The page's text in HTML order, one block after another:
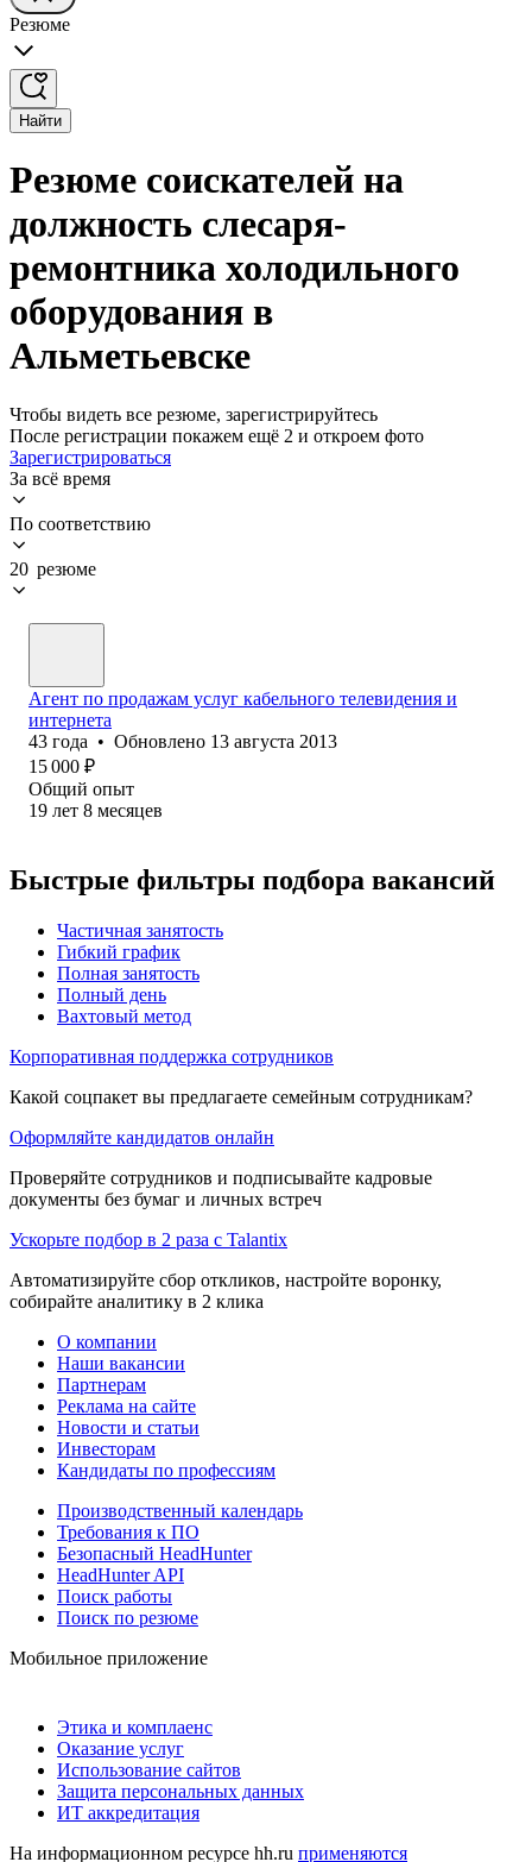
Резюме
Найти
Резюме соискателей на
должность слесаря-
ремонтника холодильного
оборудования в
Альметьевске
Чтобы видеть все резюме, зарегистрируйтесь
После регистрации покажем ещё 2 и откроем фото
Зарегистрироваться
За всё время
По соответствию
20 резюме
Агент по продажам услуг кабельного телевидения и
интернета
43 года • Обновлено 13 августа 2013
15 000 ₽
Общий опыт
19 лет 8 месяцев
Быстрые фильтры подбора вакансий
Частичная занятость
Гибкий график
Полная занятость
Полный день
Вахтовый метод
Корпоративная поддержка сотрудников
Какой соцпакет вы предлагаете семейным сотрудникам?
Оформляйте кандидатов онлайн
Проверяйте сотрудников и подписывайте кадровые
документы без бумаг и личных встреч
Ускорьте подбор в 2 раза с Talantix
Автоматизируйте сбор откликов, настройте воронку,
собирайте аналитику в 2 клика
О компании
Наши вакансии
Партнерам
Реклама на сайте
Новости и статьи
Инвесторам
Кандидаты по профессиям
Производственный календарь
Требования к ПО
Безопасный HeadHunter
HeadHunter API
Поиск работы
Поиск по резюме
Мобильное приложение
Этика и комплаенс
Оказание услуг
Использование сайтов
Защита персональных данных
ИТ аккредитация
На информационном ресурсе hh.ru применяются